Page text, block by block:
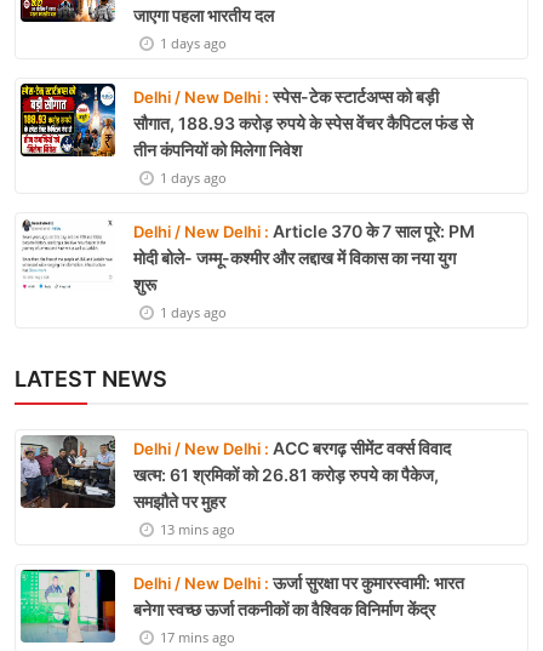
जाएगा पहला भारतीय दल
1 days ago
Delhi / New Delhi :स्पेस-टेक स्टार्टअप्स को बड़ी
सौगात, 188.93 करोड़ रुपये के स्पेस वेंचर कैपिटल फंड से
तीन कंपनियों को मिलेगा निवेश
1 days ago
Delhi / New Delhi : Article 370 के 7 साल पूरे: PM
मोदी बोले- जम्मू-कश्मीर और लद्दाख में विकास का नया युग
शुरू
1 days ago
LATEST NEWS
Delhi / New Delhi : ACC बरगढ़ सीमेंट वर्क्स विवाद
खत्म: 61 श्रमिकों को 26.81 करोड़ रुपये का पैकेज,
समझौते पर मुहर
13 mins ago
Delhi / New Delhi :ऊर्जा सुरक्षा पर कुमारस्वामी: भारत
बनेगा स्वच्छ ऊर्जा तकनीकों का वैश्विक विनिर्माण केंद्र
17 mins ago